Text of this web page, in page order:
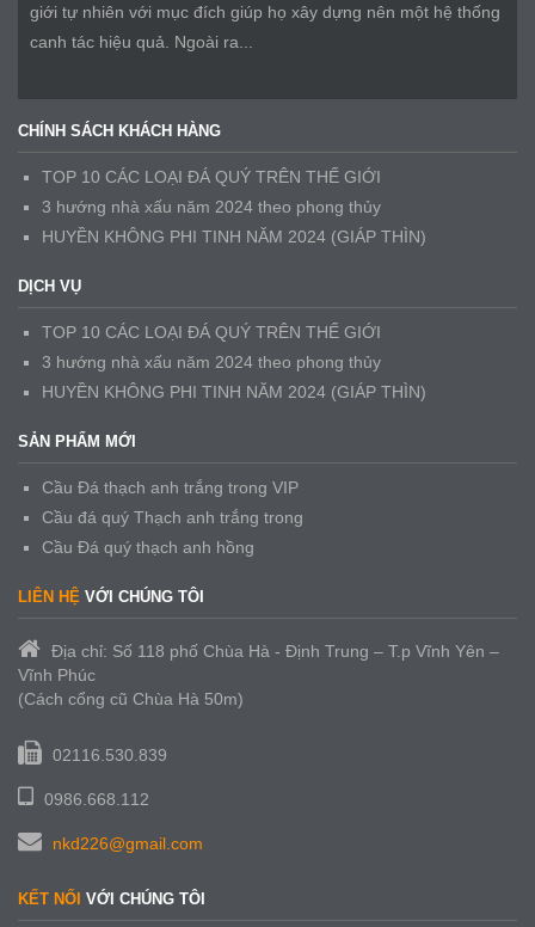
giới tự nhiên với mục đích giúp họ xây dựng nên một hệ thống
canh tác hiệu quả. Ngoài ra...
CHÍNH SÁCH KHÁCH HÀNG
TOP 10 CÁC LOẠI ĐÁ QUÝ TRÊN THẾ GIỚI
3 hướng nhà xấu năm 2024 theo phong thủy
HUYỀN KHÔNG PHI TINH NĂM 2024 (GIÁP THÌN)
DỊCH VỤ
TOP 10 CÁC LOẠI ĐÁ QUÝ TRÊN THẾ GIỚI
3 hướng nhà xấu năm 2024 theo phong thủy
HUYỀN KHÔNG PHI TINH NĂM 2024 (GIÁP THÌN)
SẢN PHẨM MỚI
Cầu Đá thạch anh trắng trong VIP
Cầu đá quý Thạch anh trắng trong
Cầu Đá quý thạch anh hồng
LIÊN HỆ VỚI CHÚNG TÔI
Địa chỉ: Số 118 phố Chùa Hà - Định Trung – T.p Vĩnh Yên –
Vĩnh Phúc
(Cách cổng cũ Chùa Hà 50m)
02116.530.839
0986.668.112
nkd226@gmail.com
KẾT NỐI VỚI CHÚNG TÔI